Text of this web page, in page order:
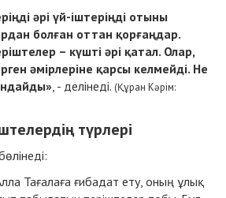
әрі үй-іштеріңді отыны
болған оттан қорғаңдар.
– күшті әрі қатал. Олар,
әмірлеріне қарсы келмейді. Не
, - делінеді. (Құран Кәрім:
түрлері
Тағалаға ғибадат ету, оның ұлық